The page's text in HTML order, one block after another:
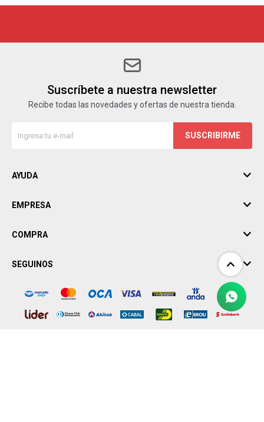
Suscríbete a nuestra newsletter
Recibe todas las novedades y ofertas de nuestra tienda.
SUSCRIBIRME
AYUDA
EMPRESA
COMPRA
SEGUINOS